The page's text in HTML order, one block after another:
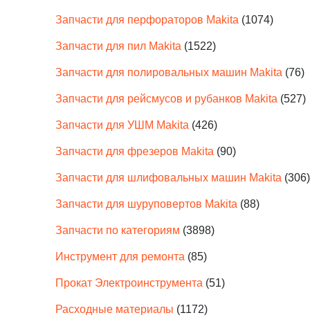
Запчасти для перфораторов Makita (1074)
Запчасти для пил Makita (1522)
Запчасти для полировальных машин Makita (76)
Запчасти для рейсмусов и рубанков Makita (527)
Запчасти для УШМ Makita (426)
Запчасти для фрезеров Makita (90)
Запчасти для шлифовальных машин Makita (306)
Запчасти для шуруповертов Makita (88)
Запчасти по категориям (3898)
Инструмент для ремонта (85)
Прокат Электроинструмента (51)
Расходные материалы (1172)